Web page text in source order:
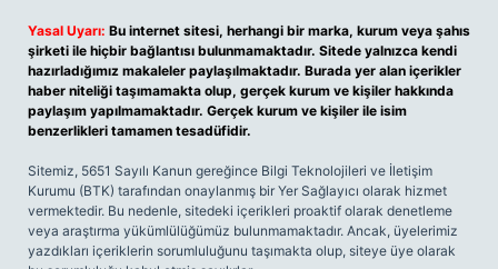
Yasal Uyarı: Bu internet sitesi, herhangi bir marka, kurum veya şahıs
şirketi ile hiçbir bağlantısı bulunmamaktadır. Sitede yalnızca kendi
hazırladığımız makaleler paylaşılmaktadır. Burada yer alan içerikler
haber niteliği taşımamakta olup, gerçek kurum ve kişiler hakkında
paylaşım yapılmamaktadır. Gerçek kurum ve kişiler ile isim
benzerlikleri tamamen tesadüfidir.
Sitemiz, 5651 Sayılı Kanun gereğince Bilgi Teknolojileri ve İletişim
Kurumu (BTK) tarafından onaylanmış bir Yer Sağlayıcı olarak hizmet
vermektedir. Bu nedenle, sitedeki içerikleri proaktif olarak denetleme
veya araştırma yükümlülüğümüz bulunmamaktadır. Ancak, üyelerimiz
yazdıkları içeriklerin sorumluluğunu taşımakta olup, siteye üye olarak